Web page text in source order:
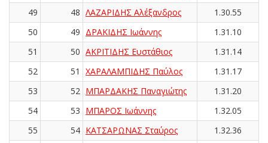
49
48 ΛΑΖΑΡΙΔΗΣ Αλέξανδρος
1.30.55
50
49 ΔΡΑΚΙΔΗΣ Ιωάννης
1.31.10
51
50 ΑΚΡΙΤΙΔΗΣ Ευστάθιος
1.31.14
52
51 ΧΑΡΑΛΑΜΠΙΔΗΣ Παύλος
1.31.17
53
52 ΜΠΑΡΔΑΚΗΣ Παναγιώτης
1.31.20
54
53 ΜΠΑΡΟΣ Ιωάννης
1.32.05
55
54 ΚΑΤΣΑΡΩΝΑΣ Σταύρος 1.32.36